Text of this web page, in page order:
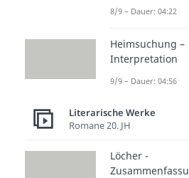
8/9 – Dauer: 04:22
Heimsuchung –
Interpretation
9/9 – Dauer: 04:56
Literarische Werke
Romane 20. JH
Löcher -
Zusammenfassu